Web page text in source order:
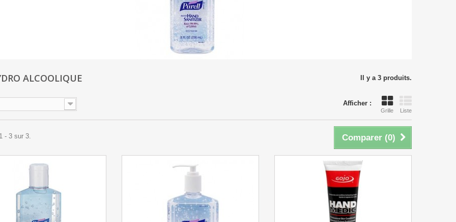
ALCOOLIQUE Il y a 3 produits.
Afficher :
Grille Liste
Comparer (0)
- 3 sur 3.